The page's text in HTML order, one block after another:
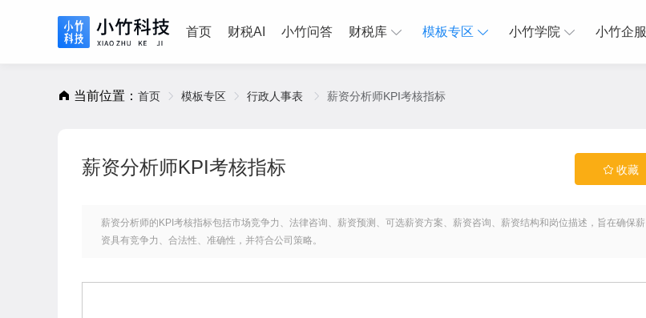
首页 财税AI 小竹问答 财税库 模板专区 小竹学院 小竹企服
当前位置： 首页 模板专区 行政人事表 薪资分析师KPI考核指标
薪资分析师KPI考核指标 收藏
薪资分析师的KPI考核指标包括市场竞争力、法律咨询、薪资预测、可选薪资方案、薪资咨询、薪资结构和岗位描述，旨在确保薪
资具有竞争力、合法性、准确性，并符合公司策略。